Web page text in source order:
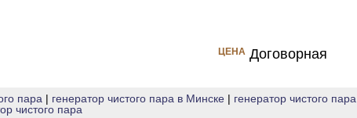
ЦЕНА Договорная
пара | генератор чистого пара в Минске | генератор чистого пара
чистого пара